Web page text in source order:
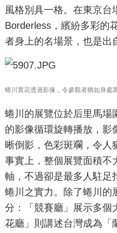
風格別具一格。在東京台
Borderless，繽紛多彩的
者身上的名場景，也是出
蜷川實花透過影像，令參觀者猶如身處
蜷川的展覽位於后里馬場
的影像循環旋轉播放，影
晰倒影，色彩斑斕，令人
事實上，整個展覽面積不
軸，不過卻是最多人駐足
蜷川之實力。除了蜷川的
分：「競賽廳」展示多個
花廳」則講述台灣成為「